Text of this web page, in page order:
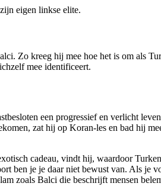
eigen linkse elite.
Zo kreeg hij mee hoe het is om als
mee identificeert.
een progressief en verlicht
zat hij op Koran-les en bad hij
cadeau, vindt hij, waardoor
ben je je daar niet bewust van. Als je
zoals Balci die beschrijft mensen